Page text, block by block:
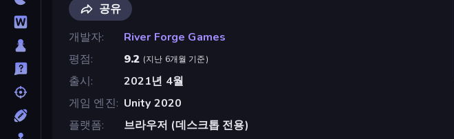
공유
개발자
River Forge Games
평점
9.2 (지난 6개월 기준)
출시
2021년 4월
게임 엔진
Unity 2020
플랫폼
브라우저 (데스크톱 전용)